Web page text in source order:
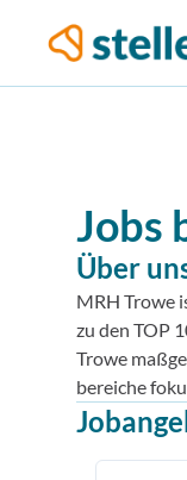
Jobs
Über
MRH Trowe
zu den TOP
Trowe
bereiche